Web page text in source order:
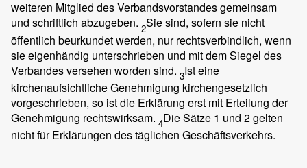
weiteren Mitglied des Verbandsvorstandes gemeinsam
und schriftlich abzugeben. 2Sie sind, sofern sie nicht
öffentlich beurkundet werden, nur rechtsverbindlich, wenn
sie eigenhändig unterschrieben und mit dem Siegel des
Verbandes versehen worden sind. 3Ist eine
kirchenaufsichtliche Genehmigung kirchengesetzlich
vorgeschrieben, so ist die Erklärung erst mit Erteilung der
Genehmigung rechtswirksam. 4Die Sätze 1 und 2 gelten
nicht für Erklärungen des täglichen Geschäftsverkehrs.